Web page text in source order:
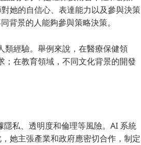
她的自信心、表達能力以及參與決策
背景的人能夠參與策略決策。
類經驗。舉例來說，在醫療保健領
在教育領域，不同文化背景的開發
私、透明度和倫理等風險。AI 系統
她主張產業和政府應密切合作，制定